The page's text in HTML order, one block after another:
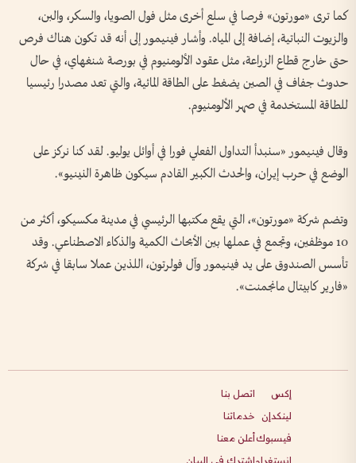
كما ترى «مورتون» فرصا في سلع أخرى مثل فول الصويا، والسكر، والبن،
والزيوت النباتية، إضافة إلى المياه. وأشار فينيمور إلى أنه قد تكون هناك فرص
حتى خارج قطاع الزراعة، مثل عقود الألومنيوم في بورصة شنغهاي، في حال
حدوث جفاف في الصين يضغط على الطاقة المائية، والتي تعد مصدرا رئيسيا
للطاقة المستخدمة في صهر الألومنيوم.
وقال فينيمور «سنبدأ التداول الفعلي فورا في أوائل يوليو. لقد كنا نركز على
الوضع في حرب إيران، والحدث الكبير القادم سيكون ظاهرة النينيو».
وتضم شركة «مورتون»، التي يقع مكتبها الرئيسي في مدينة مكسيكو، أكثر من
10 موظفين، وتجمع في عملها بين الأبحاث الكمية والذكاء الاصطناعي. وقد
تأسس الصندوق على يد فينيمور وآل فولرتون، اللذين عملا سابقا في شركة
«فارير كابيتال مانجمنت».
إكس
لينكدإن
فيسبوك
انستغرام
اتصل بنا
خدماتنا
أعلن معنا
اشترك في البيان